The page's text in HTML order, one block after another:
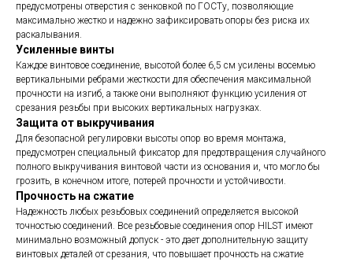
предусмотрены отверстия с зенковкой по ГОСТу, позволяющие
максимально жестко и надежно зафиксировать опоры без риска их
раскалывания.
Усиленные винты
Каждое винтовое соединение, высотой более 6,5 см усилены восемью
вертикальными ребрами жесткости для обеспечения максимальной
прочности на изгиб, а также они выполняют функцию усиления от
срезания резьбы при высоких вертикальных нагрузках.
Защита от выкручивания
Для безопасной регулировки высоты опор во время монтажа,
предусмотрен специальный фиксатор для предотвращения случайного
полного выкручивания винтовой части из основания и, что могло бы
грозить, в конечном итоге, потерей прочности и устойчивости.
Прочность на сжатие
Надежность любых резьбовых соединений определяется высокой
точностью соединений. Все резьбовые соединения опор HILST имеют
минимально возможный допуск - это дает дополнительную защиту
винтовых деталей от срезания, что повышает прочность на сжатие